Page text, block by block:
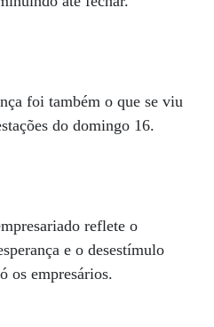
foi também o que se viu
do domingo 16.
reflete o
e o desestímulo
os empresários.